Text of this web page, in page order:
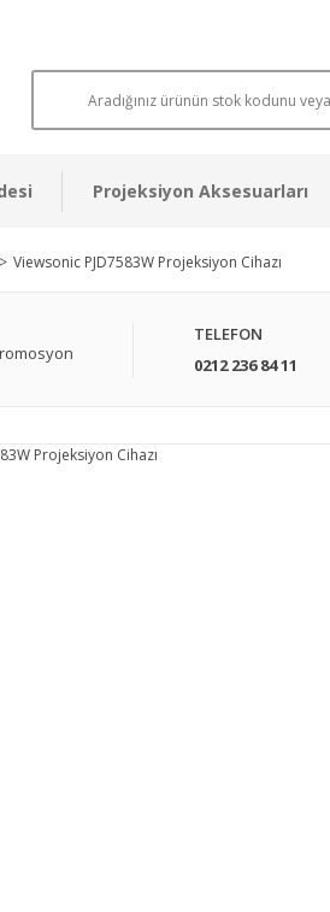
Projeksiyon Aksesuarları
Viewsonic PJD7583W Projeksiyon Cihazı
TELEFON
0212 236 84 11